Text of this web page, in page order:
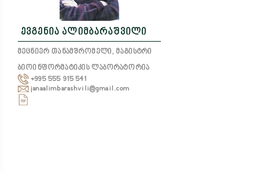
ევგენია ალიმბარაშვილი
მეცნიერ თანამშრომელი, მაგისტრი
ბიოინფორმატიკის ლაბორატორია
+995 555 915 541
janaalimbarashvili@gmail.com